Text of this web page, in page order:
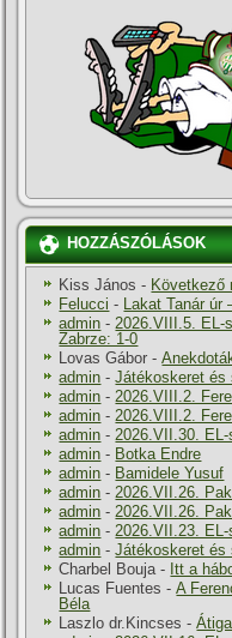
HOZZÁSZÓLÁSOK
Kiss János - Következő
Felucci - Lakat Tanár úr
admin - 2026.VIII.5. EL-
Zabrze: 1-0
Lovas Gábor -
admin -Játékoskeret és
admin - 2026.VIII.2.
admin - 2026.VIII.2.
admin - 2026.VII.30.
admin - Botka Endre
admin - Bamidele Yusuf
admin - 2026.VII.26.
admin - 2026.VII.26.
admin - 2026.VII.23.
admin -Játékoskeret és
Charbel Bouja - Itt a
Lucas Fuentes -A
Béla
Laszlo dr.Kincses -